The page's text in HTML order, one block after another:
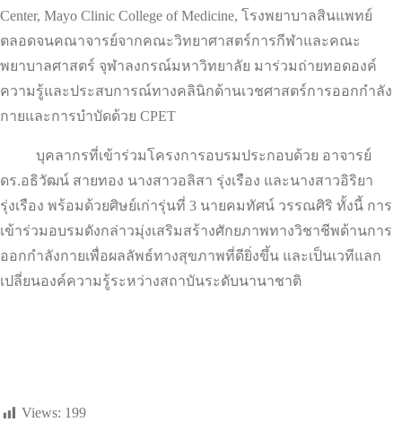
Center, Mayo Clinic College of Medicine, โรงพยาบาลสินแพทย์
ตลอดจนคณาจารย์จากคณะวิทยาศาสตร์การกีฬาและคณะ
พยาบาลศาสตร์ จุฬาลงกรณ์มหาวิทยาลัย มาร่วมถ่ายทอดองค์
ความรู้และประสบการณ์ทางคลินิกด้านเวชศาสตร์การออกกำลัง
กายและการบำบัดด้วย CPET
บุคลากรที่เข้าร่วมโครงการอบรมประกอบด้วย อาจารย์
ดร.อธิวัฒน์ สายทอง นางสาวอลิสา รุ่งเรือง และนางสาวอิริยา
รุ่งเรือง พร้อมด้วยศิษย์เก่ารุ่นที่ 3 นายคมทัศน์ วรรณศิริ ทั้งนี้ การ
เข้าร่วมอบรมดังกล่าวมุ่งเสริมสร้างศักยภาพทางวิชาชีพด้านการ
ออกกำลังกายเพื่อผลลัพธ์ทางสุขภาพที่ดียิ่งขึ้น และเป็นเวทีแลก
เปลี่ยนองค์ความรู้ระหว่างสถาบันระดับนานาชาติ
Views: 199